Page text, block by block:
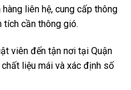
liên hệ, cung cấp thông
tích cần thông gió.
viên đến tận nơi tại Quận
liệu mái và xác định số